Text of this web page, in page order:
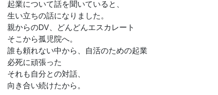
起業について話を聞いていると、
生い立ちの話になりました。
親からのDV、どんどんエスカレート
そこから孤児院へ。
誰も頼れない中から、自活のための起業
必死に頑張った
それも自分との対話、
向き合い続けたから。